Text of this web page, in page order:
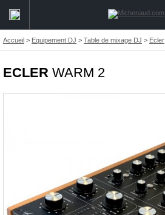
Accueil > Equipement DJ > Table de mixage DJ > Ecler
ECLER WARM 2